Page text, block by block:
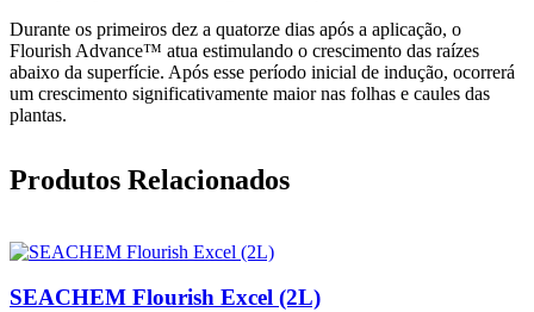
Durante os primeiros dez a quatorze dias após a aplicação, o
Flourish Advance™ atua estimulando o crescimento das raízes
abaixo da superfície. Após esse período inicial de indução, ocorrerá
um crescimento significativamente maior nas folhas e caules das
plantas.
Produtos Relacionados
SEACHEM Flourish Excel (2L)